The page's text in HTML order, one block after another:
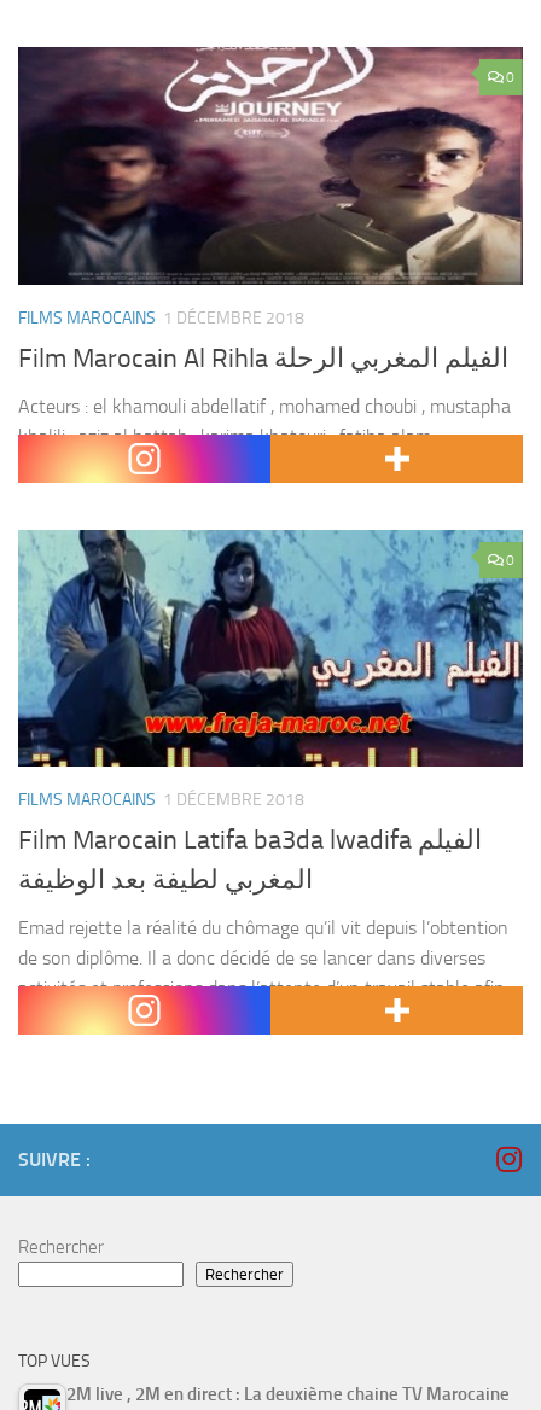
0
FILMS MAROCAINS 1 DÉCEMBRE 2018
Film Marocain Al Rihla الفيلم المغربي الرحلة
Acteurs : el khamouli abdellatif , mohamed choubi , mustapha
khalili , aziz al hattab , karima khatouri , fatiha alam .
Réalisateur : Nabil ayouch .
0
FILMS MAROCAINS 1 DÉCEMBRE 2018
Film Marocain Latifa ba3da lwadifa الفيلم
المغربي لطيفة بعد الوظيفة
Emad rejette la réalité du chômage qu’il vit depuis l’obtention
de son diplôme. Il a donc décidé de se lancer dans diverses
activités et professions dans l’attente d’un travail stable afin
d’améliorer sa situation...
SUIVRE :
Rechercher
Rechercher
TOP VUES
2M live , 2M en direct : La deuxième chaine TV Marocaine